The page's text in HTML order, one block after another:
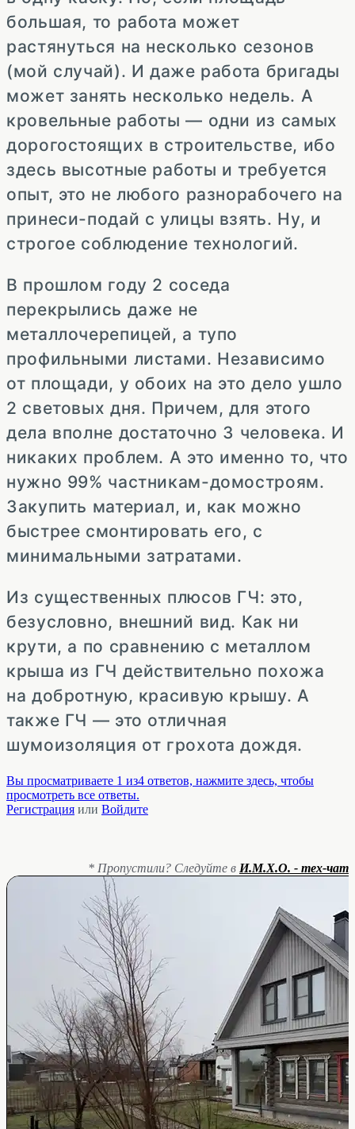
большая, то работа может
растянуться на несколько сезонов
(мой случай). И даже работа бригады
может занять несколько недель. А
кровельные работы — одни из самых
дорогостоящих в строительстве, ибо
здесь высотные работы и требуется
опыт, это не любого разнорабочего на
принеси-подай с улицы взять. Ну, и
строгое соблюдение технологий.
В прошлом году 2 соседа
перекрылись даже не
металлочерепицей, а тупо
профильными листами. Независимо
от площади, у обоих на это дело ушло
2 световых дня. Причем, для этого
дела вполне достаточно 3 человека. И
никаких проблем. А это именно то, что
нужно 99% частникам-домостроям.
Закупить материал, и, как можно
быстрее смонтировать его, с
минимальными затратами.
Из существенных плюсов ГЧ: это,
безусловно, внешний вид. Как ни
крути, а по сравнению с металлом
крыша из ГЧ действительно похожа
на добротную, красивую крышу. А
также ГЧ — это отличная
шумоизоляция от грохота дождя.
Вы просматриваете 1 из4 ответов, нажмите здесь, чтобы
просмотреть все ответы.
Регистрация или Войдите
* Пропустили? Следуйте в И.М.Х.О. - тех-чат